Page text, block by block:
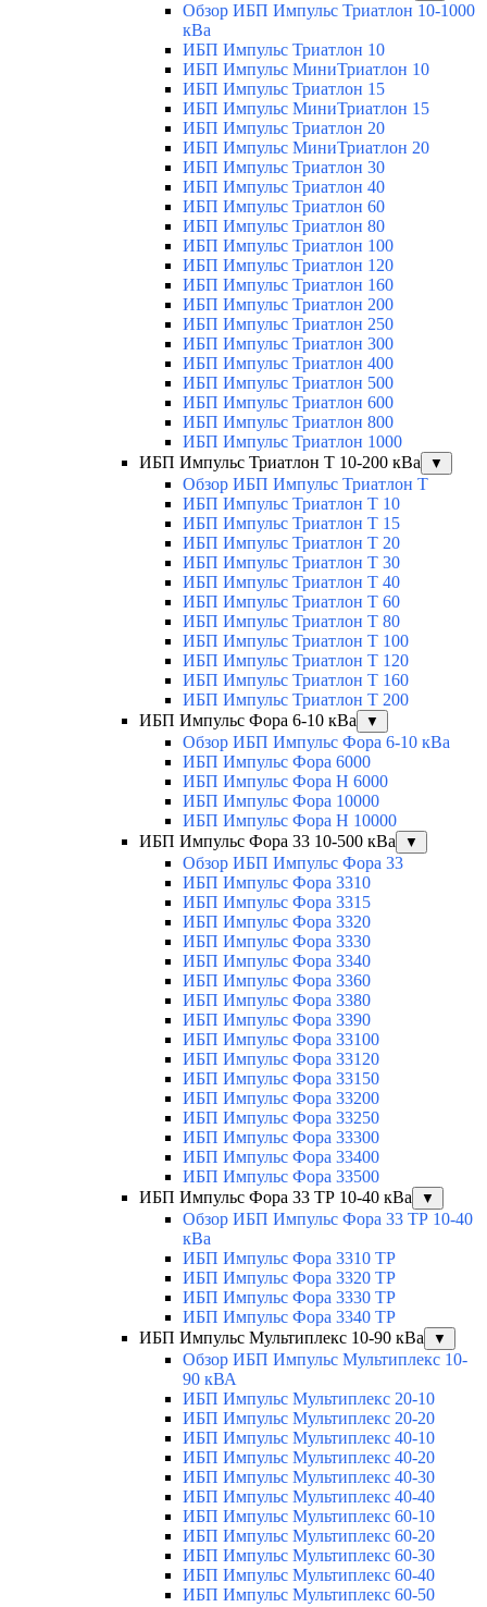
Обзор ИБП Импульс Триатлон 10-1000
кВа
ИБП Импульс Триатлон 10
ИБП Импульс МиниТриатлон 10
ИБП Импульс Триатлон 15
ИБП Импульс МиниТриатлон 15
ИБП Импульс Триатлон 20
ИБП Импульс МиниТриатлон 20
ИБП Импульс Триатлон 30
ИБП Импульс Триатлон 40
ИБП Импульс Триатлон 60
ИБП Импульс Триатлон 80
ИБП Импульс Триатлон 100
ИБП Импульс Триатлон 120
ИБП Импульс Триатлон 160
ИБП Импульс Триатлон 200
ИБП Импульс Триатлон 250
ИБП Импульс Триатлон 300
ИБП Импульс Триатлон 400
ИБП Импульс Триатлон 500
ИБП Импульс Триатлон 600
ИБП Импульс Триатлон 800
ИБП Импульс Триатлон 1000
ИБП Импульс Триатлон Т 10-200 кВа
▼
Обзор ИБП Импульс Триатлон Т
ИБП Импульс Триатлон Т 10
ИБП Импульс Триатлон Т 15
ИБП Импульс Триатлон Т 20
ИБП Импульс Триатлон Т 30
ИБП Импульс Триатлон Т 40
ИБП Импульс Триатлон Т 60
ИБП Импульс Триатлон Т 80
ИБП Импульс Триатлон Т 100
ИБП Импульс Триатлон Т 120
ИБП Импульс Триатлон Т 160
ИБП Импульс Триатлон Т 200
ИБП Импульс Фора 6-10 кВа
▼
Обзор ИБП Импульс Фора 6-10 кВа
ИБП Импульс Фора 6000
ИБП Импульс Фора H 6000
ИБП Импульс Фора 10000
ИБП Импульс Фора H 10000
ИБП Импульс Фора 33 10-500 кВа
▼
Обзор ИБП Импульс Фора 33
ИБП Импульс Фора 3310
ИБП Импульс Фора 3315
ИБП Импульс Фора 3320
ИБП Импульс Фора 3330
ИБП Импульс Фора 3340
ИБП Импульс Фора 3360
ИБП Импульс Фора 3380
ИБП Импульс Фора 3390
ИБП Импульс Фора 33100
ИБП Импульс Фора 33120
ИБП Импульс Фора 33150
ИБП Импульс Фора 33200
ИБП Импульс Фора 33250
ИБП Импульс Фора 33300
ИБП Импульс Фора 33400
ИБП Импульс Фора 33500
ИБП Импульс Фора 33 ТР 10-40 кВа
▼
Обзор ИБП Импульс Фора 33 ТР 10-40
кВа
ИБП Импульс Фора 3310 ТР
ИБП Импульс Фора 3320 ТР
ИБП Импульс Фора 3330 ТР
ИБП Импульс Фора 3340 ТР
ИБП Импульс Мультиплекс 10-90 кВа
▼
Обзор ИБП Импульс Мультиплекс 10-
90 кВА
ИБП Импульс Мультиплекс 20-10
ИБП Импульс Мультиплекс 20-20
ИБП Импульс Мультиплекс 40-10
ИБП Импульс Мультиплекс 40-20
ИБП Импульс Мультиплекс 40-30
ИБП Импульс Мультиплекс 40-40
ИБП Импульс Мультиплекс 60-10
ИБП Импульс Мультиплекс 60-20
ИБП Импульс Мультиплекс 60-30
ИБП Импульс Мультиплекс 60-40
ИБП Импульс Мультиплекс 60-50